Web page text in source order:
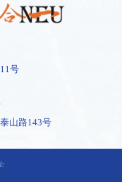
号
山路143号